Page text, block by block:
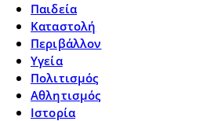
Παιδεία
Καταστολή
Περιβάλλον
Υγεία
Πολιτισμός
Αθλητισμός
Ιστορία